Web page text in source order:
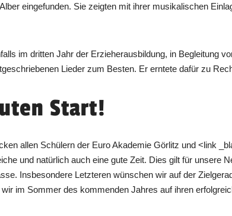
eingefunden. Sie zeigten mit ihrer musikalischen
im dritten Jahr der Erzieherausbildung, in Begleitung
Lieder zum Besten. Er erntete dafür zu
Start!
allen Schülern der Euro Akademie Görlitz und <link
und natürlich auch eine gute Zeit. Dies gilt für unsere
Insbesondere Letzteren wünschen wir auf der
im Sommer des kommenden Jahres auf ihren